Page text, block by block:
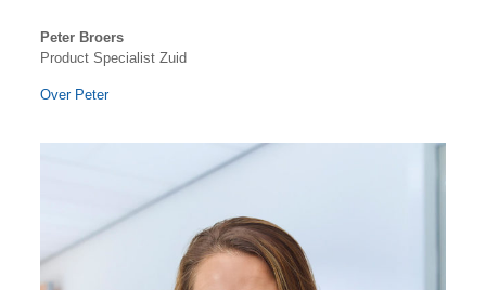
Peter Broers
Product Specialist Zuid
Over Peter